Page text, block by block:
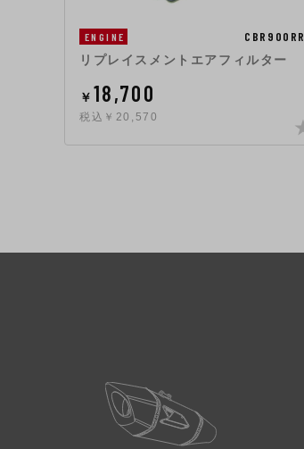
ENGINE CBR900RR
リプレイスメントエアフィルター
￥ 18,700
税込￥20,570